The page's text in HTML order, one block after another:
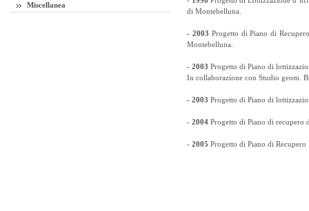
Miscellanea
di Montebelluna.
- 2003 Progetto di Piano di
Montebelluna.
- 2003 Progetto di Piano di
In collaborazione con Studio geom.
- 2003 Progetto di Piano di
- 2004 Progetto di Piano di
- 2005 Progetto di Piano di